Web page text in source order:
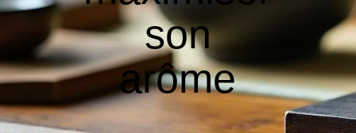
son
arôme